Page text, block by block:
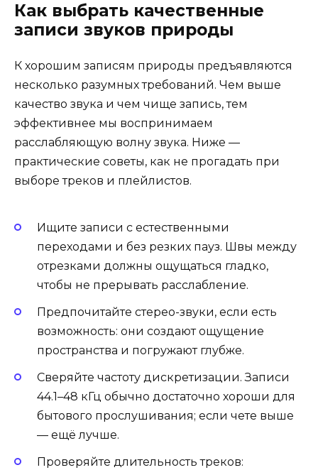
Как выбрать качественные
записи звуков природы
К хорошим записям природы предъявляются
несколько разумных требований. Чем выше
качество звука и чем чище запись, тем
эффективнее мы воспринимаем
расслабляющую волну звука. Ниже —
практические советы, как не прогадать при
выборе треков и плейлистов.
Ищите записи с естественными
переходами и без резких пауз. Швы между
отрезками должны ощущаться гладко,
чтобы не прерывать расслабление.
Предпочитайте стерео-звуки, если есть
возможность: они создают ощущение
пространства и погружают глубже.
Сверяйте частоту дискретизации. Записи
44.1–48 кГц обычно достаточно хороши для
бытового прослушивания; если чете выше
— ещё лучше.
Проверяйте длительность треков: